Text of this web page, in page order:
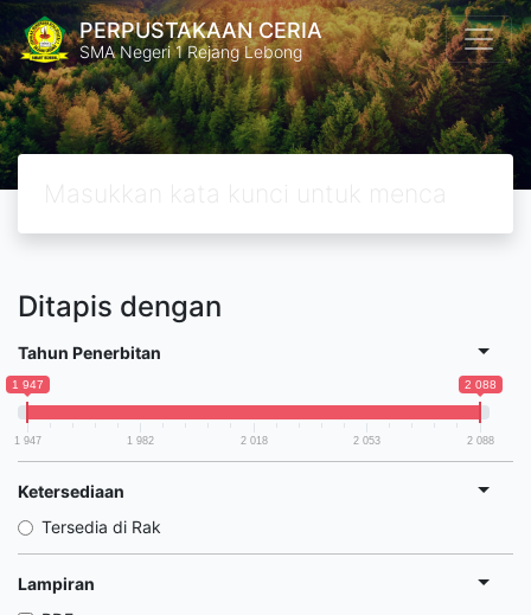
PERPUSTAKAAN CERIA
SMA Negeri 1 Rejang Lebong
Ditapis dengan
Tahun Penerbitan
1 947 2 088
1 947 1 982 2 018 2 053 2 088
Ketersediaan
Tersedia di Rak
Lampiran